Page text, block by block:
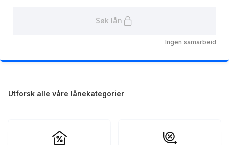
Søk lån
Ingen samarbeid
Utforsk alle våre lånekategorier